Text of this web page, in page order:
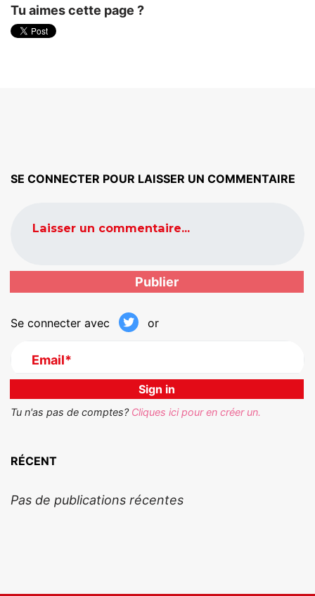
Tu aimes cette page ?
SE CONNECTER POUR LAISSER UN COMMENTAIRE
Laisser un commentaire...
Se connecter avec or
Email*
Tu n'as pas de comptes? Cliques ici pour en créer un.
RÉCENT
Pas de publications récentes